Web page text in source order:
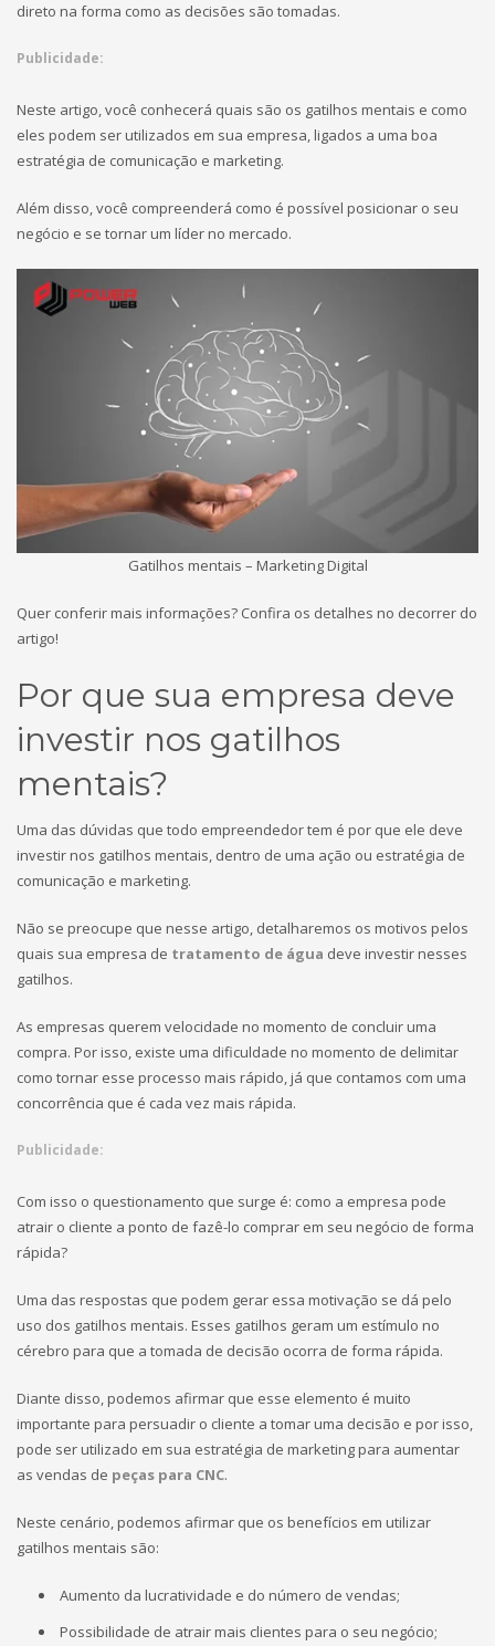
direto na forma como as decisões são tomadas.
Publicidade:
Neste artigo, você conhecerá quais são os gatilhos mentais e como
eles podem ser utilizados em sua empresa, ligados a uma boa
estratégia de comunicação e marketing.
Além disso, você compreenderá como é possível posicionar o seu
negócio e se tornar um líder no mercado.
Gatilhos mentais – Marketing Digital
Quer conferir mais informações? Confira os detalhes no decorrer do
artigo!
Por que sua empresa deve
investir nos gatilhos
mentais?
Uma das dúvidas que todo empreendedor tem é por que ele deve
investir nos gatilhos mentais, dentro de uma ação ou estratégia de
comunicação e marketing.
Não se preocupe que nesse artigo, detalharemos os motivos pelos
quais sua empresa de tratamento de água deve investir nesses
gatilhos.
As empresas querem velocidade no momento de concluir uma
compra. Por isso, existe uma dificuldade no momento de delimitar
como tornar esse processo mais rápido, já que contamos com uma
concorrência que é cada vez mais rápida.
Publicidade:
Com isso o questionamento que surge é: como a empresa pode
atrair o cliente a ponto de fazê-lo comprar em seu negócio de forma
rápida?
Uma das respostas que podem gerar essa motivação se dá pelo
uso dos gatilhos mentais. Esses gatilhos geram um estímulo no
cérebro para que a tomada de decisão ocorra de forma rápida.
Diante disso, podemos afirmar que esse elemento é muito
importante para persuadir o cliente a tomar uma decisão e por isso,
pode ser utilizado em sua estratégia de marketing para aumentar
as vendas de peças para CNC.
Neste cenário, podemos afirmar que os benefícios em utilizar
gatilhos mentais são:
Aumento da lucratividade e do número de vendas;
Possibilidade de atrair mais clientes para o seu negócio;